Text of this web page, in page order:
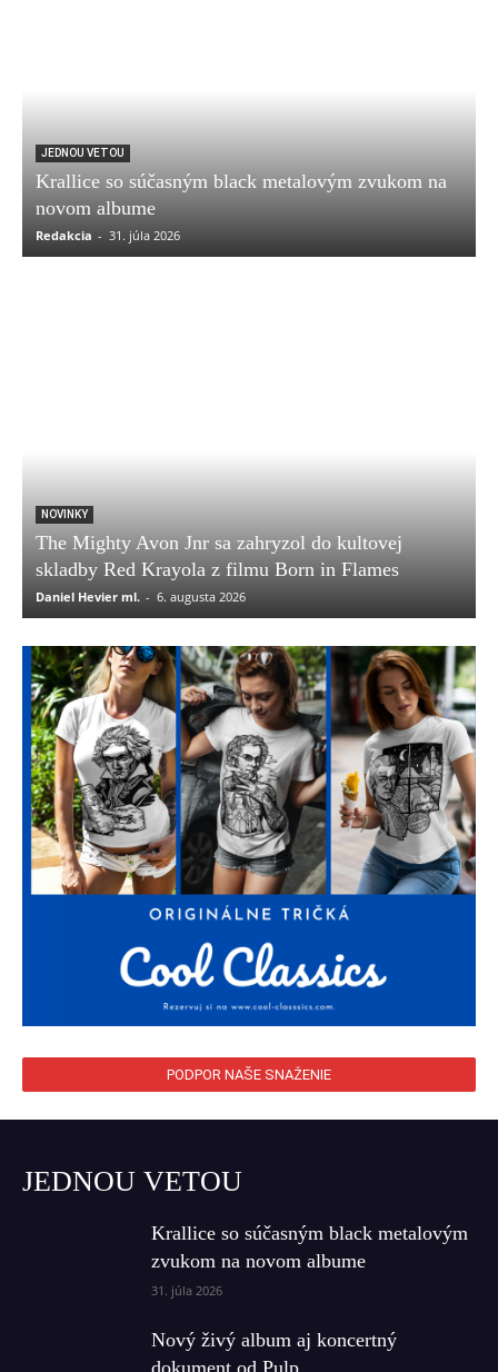
JEDNOU VETOU
Krallice so súčasným black metalovým zvukom na
novom albume
Redakcia - 31. júla 2026
NOVINKY
The Mighty Avon Jnr sa zahryzol do kultovej
skladby Red Krayola z filmu Born in Flames
Daniel Hevier ml. - 6. augusta 2026
PODPOR NAŠE SNAŽENIE
JEDNOU VETOU
Krallice so súčasným black metalovým
zvukom na novom albume
31. júla 2026
Nový živý album aj koncertný
dokument od Pulp